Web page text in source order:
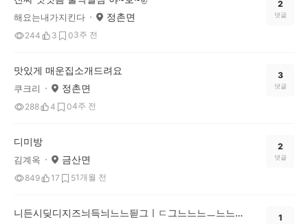
해요는내가지킨다 정촌면
244 3 03주 전
2
댓글
맛있게 매운집소개드려요
쿠크리 정촌면
288 4 04주 전
3
댓글
디미방
김계옥 금산면
849 17 51개월 전
2
댓글
니든시딪디지즈늬득늬느느듿그ㅣㄷ그느느느ㅡ느느느느느 1